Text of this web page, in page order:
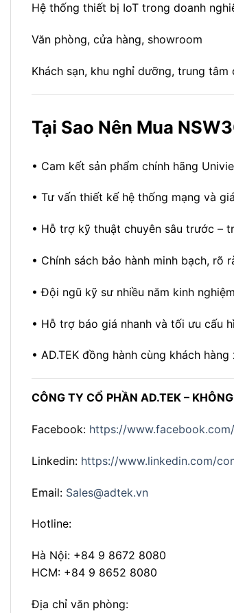
Hệ thống thiết bị IoT trong doanh
Văn phòng, cửa hàng, showroom
Khách sạn, khu nghỉ dưỡng, trung tâm
Tại Sao Nên Mua
• Cam kết sản phẩm chính hãng
• Tư vấn thiết kế hệ thống mạng và
• Hỗ trợ kỹ thuật chuyên sâu trước –
• Chính sách bảo hành minh bạch, rõ
• Đội ngũ kỹ sư nhiều năm kinh
• Hỗ trợ báo giá nhanh và tối ưu cấu
• AD.TEK đồng hành cùng khách
CÔNG TY CỔ PHẦN AD.TEK –
Facebook: https://
Linkedin: https://www.linkedin.com/
Email: Sales@adtek.vn
Hotline:
Hà Nội: +84 9 8672 8080
HCM: +84 9 8652 8080
Địa chỉ văn phòng: